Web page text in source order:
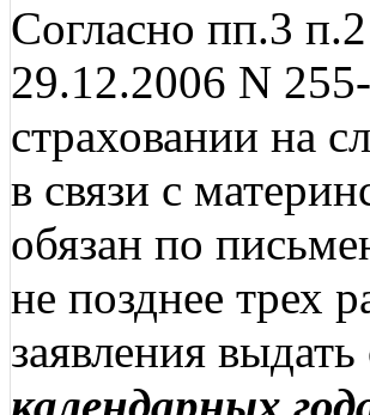
Согласно пп.3
29.12.2006 N
страховании на
в связи с
обязан по
не позднее трех
заявления
календарных